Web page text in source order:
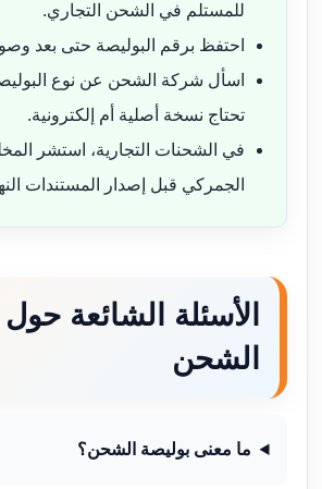
للمستلم في الشحن التجاري.
احتفظ برقم البوليصة حتى بعد
اسأل شركة الشحن عن نوع
تحتاج نسخة أصلية أم إلكترونية.
في الشحنات التجارية، استشر
الجمركي قبل إصدار المستندات
الأسئلة الشائعة
الشحن
ما معنى بوليصة الشحن؟